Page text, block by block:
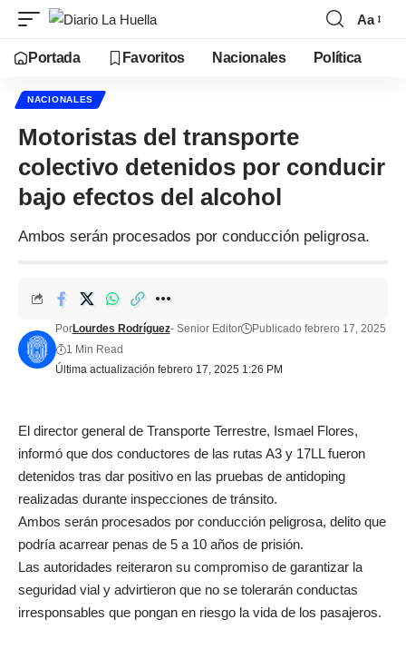
Aa
Portada Favoritos Nacionales Política
NACIONALES
Motoristas del transporte
colectivo detenidos por conducir
bajo efectos del alcohol
Ambos serán procesados por conducción peligrosa.
Última actualización febrero 17, 2025 1:26 PM
PorLourdes Rodríguez- Senior Editor
Publicado febrero 17, 2025
1 Min Read
El director general de Transporte Terrestre, Ismael Flores,
informó que dos conductores de las rutas A3 y 17LL fueron
detenidos tras dar positivo en las pruebas de antidoping
realizadas durante inspecciones de tránsito.
Ambos serán procesados por conducción peligrosa, delito que
podría acarrear penas de 5 a 10 años de prisión.
Las autoridades reiteraron su compromiso de garantizar la
seguridad vial y advirtieron que no se tolerarán conductas
irresponsables que pongan en riesgo la vida de los pasajeros.